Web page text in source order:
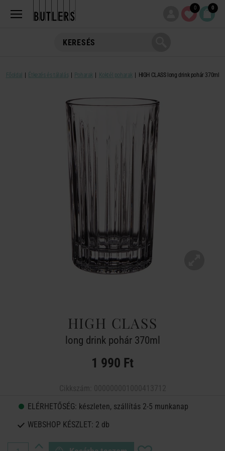
0 0
Főoldal Étkezés és tálalás Poharak Koktél poharak HIGH CLASS long drink pohár 370ml
HIGH CLASS
long drink pohár 370ml
1 990 Ft
ELÉRHETŐSÉG: készleten, szállítás 2-5 munkanap
WEBSHOP KÉSZLET: 2 db